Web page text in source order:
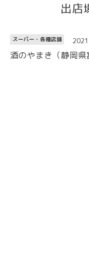
出店
スーパー・各種店舗
酒のやまき（静岡県